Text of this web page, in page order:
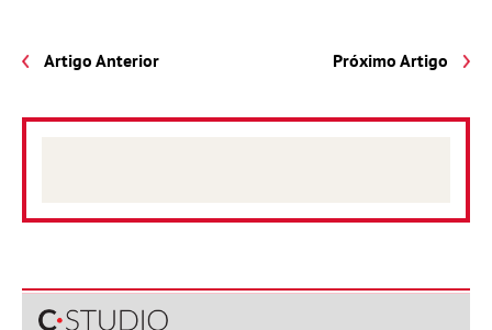
Artigo Anterior Próximo Artigo